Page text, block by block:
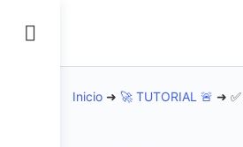
Inicio ➜ 🚀 TUTORIAL 🚨 ➜